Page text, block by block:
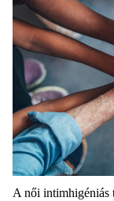
A női intimhigéniás